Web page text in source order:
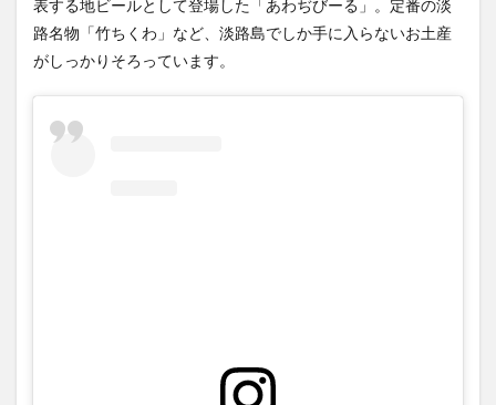
表する地ビールとして登場した「あわぢびーる」。定番の淡
路名物「竹ちくわ」など、淡路島でしか手に入らないお土産
がしっかりそろっています。